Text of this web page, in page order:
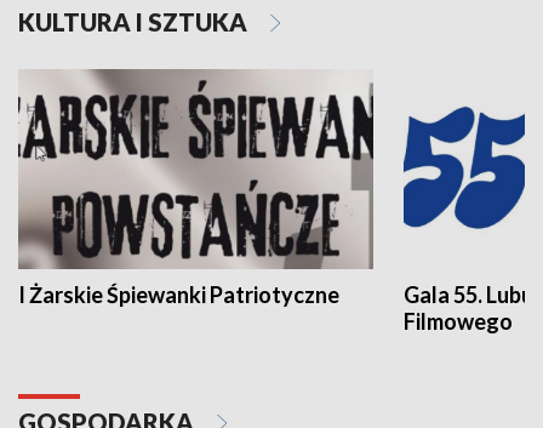
KULTURA I SZTUKA
I Żarskie Śpiewanki Patriotyczne
Gala 55.
Filmowego
GOSPODARKA